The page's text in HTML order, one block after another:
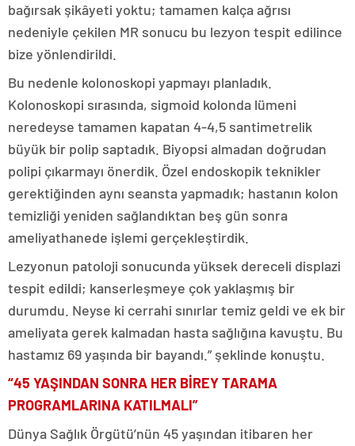
bağırsak şikâyeti yoktu; tamamen kalça ağrısı
nedeniyle çekilen MR sonucu bu lezyon tespit edilince
bize yönlendirildi.
Bu nedenle kolonoskopi yapmayı planladık.
Kolonoskopi sırasında, sigmoid kolonda lümeni
neredeyse tamamen kapatan 4-4,5 santimetrelik
büyük bir polip saptadık. Biyopsi almadan doğrudan
polipi çıkarmayı önerdik. Özel endoskopik teknikler
gerektiğinden aynı seansta yapmadık; hastanın kolon
temizliği yeniden sağlandıktan beş gün sonra
ameliyathanede işlemi gerçekleştirdik.
Lezyonun patoloji sonucunda yüksek dereceli displazi
tespit edildi; kanserleşmeye çok yaklaşmış bir
durumdu. Neyse ki cerrahi sınırlar temiz geldi ve ek bir
ameliyata gerek kalmadan hasta sağlığına kavuştu. Bu
hastamız 69 yaşında bir bayandı.” şeklinde konuştu.
“45 YAŞINDAN SONRA HER BİREY TARAMA
PROGRAMLARINA KATILMALI”
Dünya Sağlık Örgütü’nün 45 yaşından itibaren her